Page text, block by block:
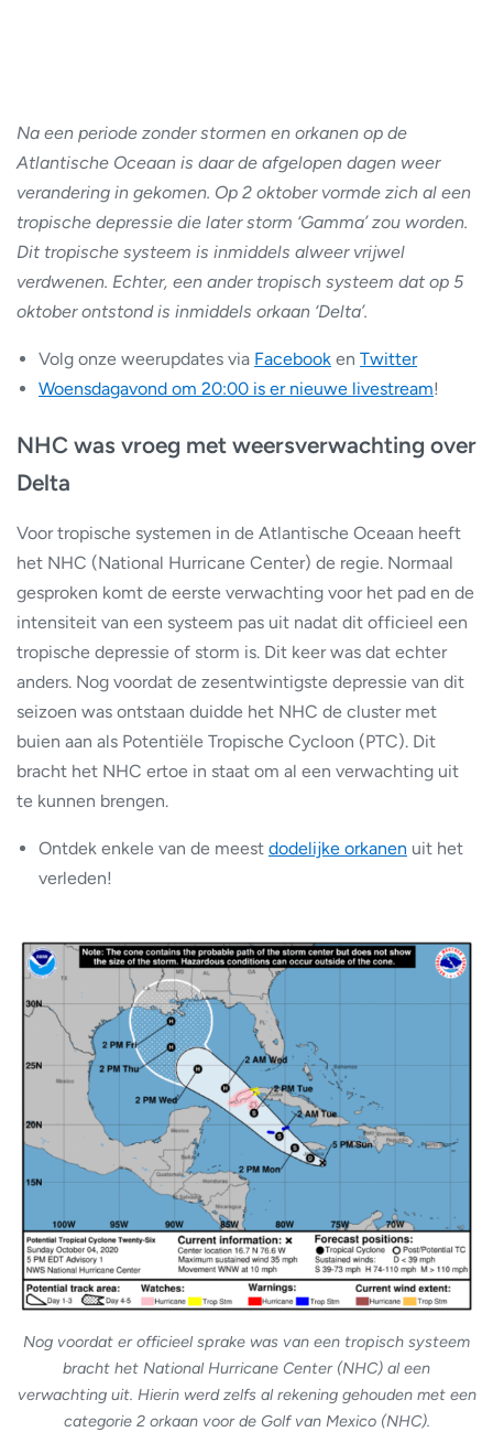
Na een periode zonder stormen en orkanen op de
Atlantische Oceaan is daar de afgelopen dagen weer
verandering in gekomen. Op 2 oktober vormde zich al een
tropische depressie die later storm ‘Gamma’ zou worden.
Dit tropische systeem is inmiddels alweer vrijwel
verdwenen. Echter, een ander tropisch systeem dat op 5
oktober ontstond is inmiddels orkaan ‘Delta’.
Volg onze weerupdates via Facebook en Twitter
Woensdagavond om 20:00 is er nieuwe livestream!
NHC was vroeg met weersverwachting over
Delta
Voor tropische systemen in de Atlantische Oceaan heeft
het NHC (National Hurricane Center) de regie. Normaal
gesproken komt de eerste verwachting voor het pad en de
intensiteit van een systeem pas uit nadat dit officieel een
tropische depressie of storm is. Dit keer was dat echter
anders. Nog voordat de zesentwintigste depressie van dit
seizoen was ontstaan duidde het NHC de cluster met
buien aan als Potentiële Tropische Cycloon (PTC). Dit
bracht het NHC ertoe in staat om al een verwachting uit
te kunnen brengen.
Ontdek enkele van de meest dodelijke orkanen uit het
verleden!
Nog voordat er officieel sprake was van een tropisch systeem
bracht het National Hurricane Center (NHC) al een
verwachting uit. Hierin werd zelfs al rekening gehouden met een
categorie 2 orkaan voor de Golf van Mexico (NHC).